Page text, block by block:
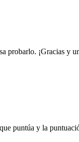
probarlo. ¡Gracias y
puntúa y la